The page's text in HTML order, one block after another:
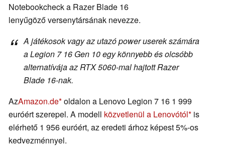
Notebookcheck a Razer Blade 16
lenyűgöző versenytársának nevezze.
A játékosok vagy az utazó power userek számára
a Legion 7 16 Gen 10 egy könnyebb és olcsóbb
alternatívája az RTX 5060-mal hajtott Razer
Blade 16-nak.
AzAmazon.de oldalon a Lenovo Legion 7 16 1 999
euróért szerepel. A modell közvetlenül a Lenovótól is
elérhető 1 956 euróért, az eredeti árhoz képest 5%-os
kedvezménnyel.